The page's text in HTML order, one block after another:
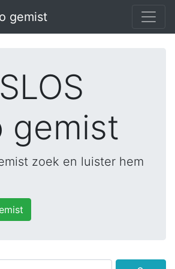
gemist
gemist
zoek en luister hem